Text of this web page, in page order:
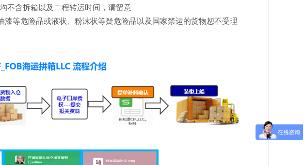
不含拆箱以及二程转运时间，请留意
等危险品或液状、粉沫状等疑危险品以及国家禁运的货物恕不受理